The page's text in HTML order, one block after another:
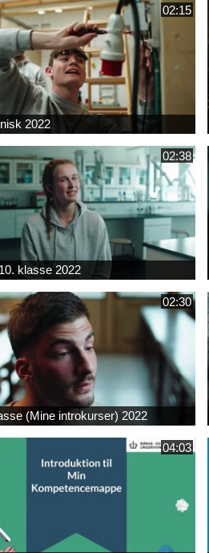
02:15
2022
02:38
klasse 2022
02:30
(Mine introkurser) 2022
04:03